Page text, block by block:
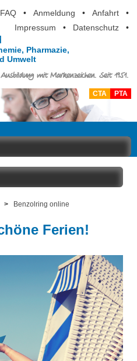
FAQ • Anmeldung • Anfahrt
•
Impressum
• Datenschutz •
Pharmazie,
Umwelt
Ausbildung mit Markenzeichen. Seit 1951.
CTA PTA
> Benzolring online
Ferien!